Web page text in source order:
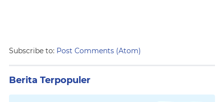
Subscribe to: Post Comments (Atom)
Berita Terpopuler